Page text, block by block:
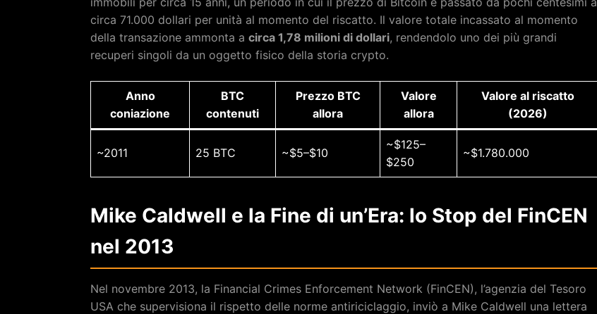
circa 71.000 dollari per unità al momento del riscatto. Il valore totale incassato al momento
della transazione ammonta a circa 1,78 milioni di dollari, rendendolo uno dei più grandi
recuperi singoli da un oggetto fisico della storia crypto.
Anno
coniazione
BTC
contenuti
Prezzo BTC
allora
Valore
allora
Valore al riscatto
(2026)
~2011 25 BTC ~$5–$10
~$125–
$250
~$1.780.000
Mike Caldwell e la Fine di un’Era: lo Stop del FinCEN
nel 2013
Nel novembre 2013, la Financial Crimes Enforcement Network (FinCEN), l’agenzia del Tesoro
USA che supervisiona il rispetto delle norme antiriciclaggio, inviò a Mike Caldwell una lettera